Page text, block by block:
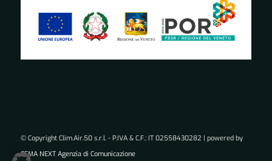
© Copyright Clim.Air.50 s.r.l. - P.IVA & C.F.: IT 02558430282 | powered by
CEMA NEXT Agenzia di Comunicazione